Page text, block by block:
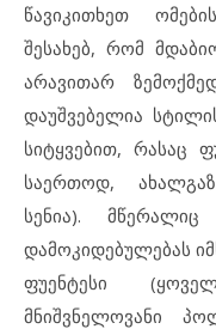
წავიკითხეთ
შესახებ, რომ
არავითარ
დაუშვებელია
სიტყვებით, რასაც
საერთოდ,
სენია).
დამოკიდებულებას
ფუენტესი
მნიშვნელოვანი